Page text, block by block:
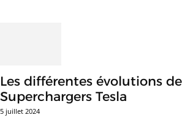
Les différentes évolutions
Superchargers Tesla
5 juillet 2024